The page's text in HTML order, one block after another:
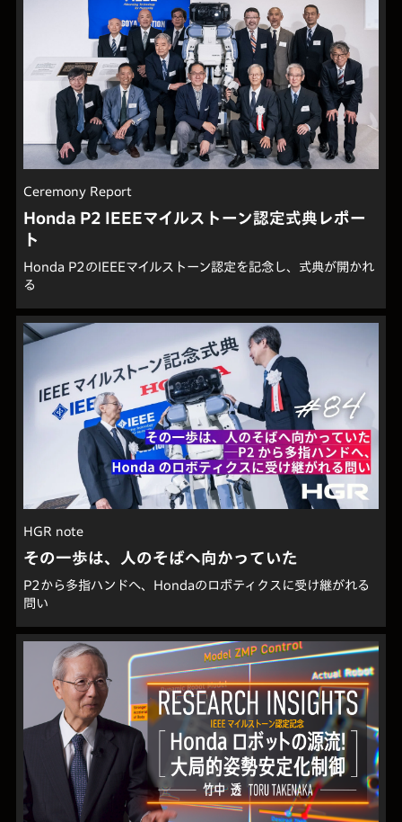
Ceremony Report
Honda P2 IEEEマイルストーン認定式典レポー
ト
Honda P2のIEEEマイルストーン認定を記念し、式典が開かれ
る
HGR note
その一歩は、人のそばへ向かっていた
P2から多指ハンドへ、Hondaのロボティクスに受け継がれる
問い